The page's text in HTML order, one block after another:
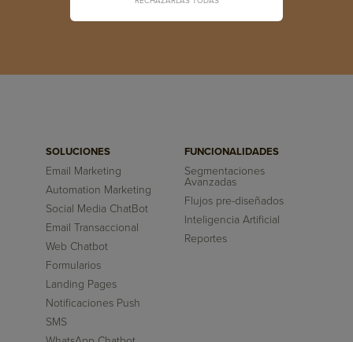
SOLUCIONES
Email Marketing
Automation Marketing
Social Media ChatBot
Email Transaccional
Web Chatbot
Formularios
Landing Pages
Notificaciones Push
SMS
FUNCIONALIDADES
Segmentaciones
Avanzadas
Flujos pre-diseñados
Inteligencia Artificial
Reportes